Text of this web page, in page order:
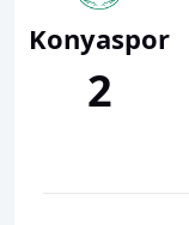
Konyaspor
2